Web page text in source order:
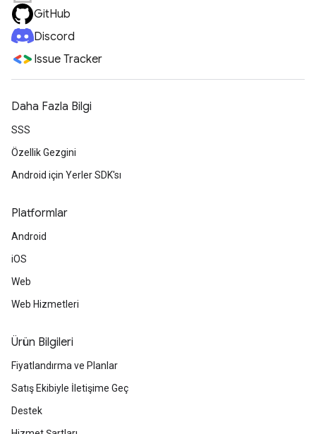
GitHub
Discord
Issue Tracker
Daha Fazla Bilgi
SSS
Özellik Gezgini
Android için Yerler SDK'sı
Platformlar
Android
iOS
Web
Web Hizmetleri
Ürün Bilgileri
Fiyatlandırma ve Planlar
Satış Ekibiyle İletişime Geç
Destek